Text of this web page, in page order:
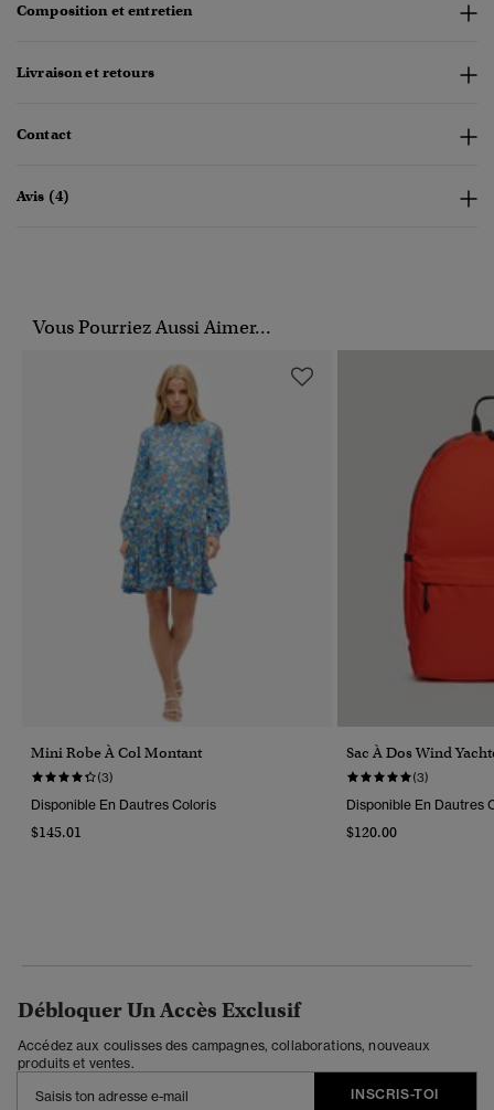
Composition et entretien
Livraison et retours
Contact
Avis (4)
Vous Pourriez Aussi Aimer...
Mini Robe À Col Montant
(3)
Disponible En Dautres Coloris
$145.01
Sac À Dos Wind
(3)
Disponible En Dautres
$120.00
Débloquer Un Accès Exclusif
Accédez aux coulisses des campagnes, collaborations, nouveaux
produits et ventes.
INSCRIS-TOI